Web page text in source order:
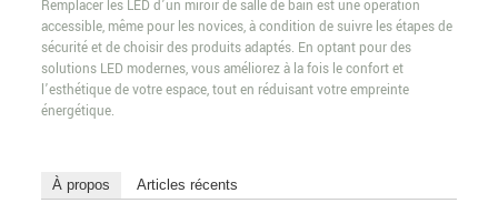
Remplacer les LED d’un miroir de salle de bain est une opération
accessible, même pour les novices, à condition de suivre les étapes de
sécurité et de choisir des produits adaptés. En optant pour des
solutions LED modernes, vous améliorez à la fois le confort et
l’esthétique de votre espace, tout en réduisant votre empreinte
énergétique.
À propos Articles récents